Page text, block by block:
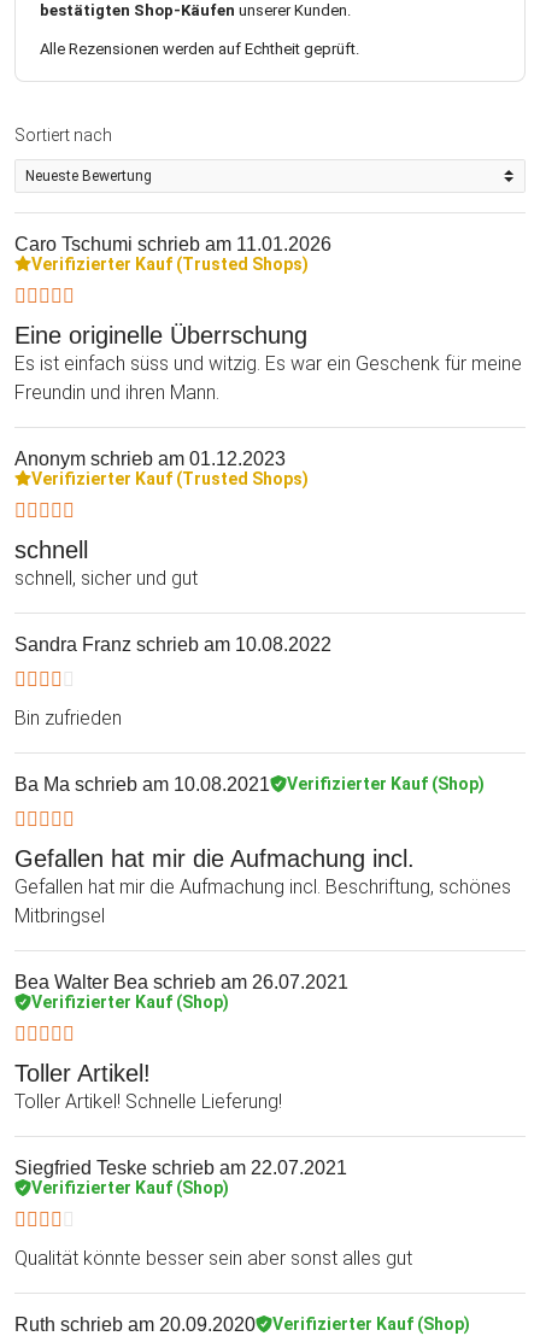
bestätigten Shop-Käufen unserer Kunden.
Alle Rezensionen werden auf Echtheit geprüft.
Sortiert nach
Caro Tschumi schrieb am 11.01.2026
Verifizierter Kauf (Trusted Shops)
Eine originelle Überrschung
Es ist einfach süss und witzig. Es war ein Geschenk für meine
Freundin und ihren Mann.
Anonym schrieb am 01.12.2023
Verifizierter Kauf (Trusted Shops)
schnell
schnell, sicher und gut
Sandra Franz schrieb am 10.08.2022
Bin zufrieden
Ba Ma schrieb am 10.08.2021 Verifizierter Kauf (Shop)
Gefallen hat mir die Aufmachung incl.
Gefallen hat mir die Aufmachung incl. Beschriftung, schönes
Mitbringsel
Bea Walter Bea schrieb am 26.07.2021
Verifizierter Kauf (Shop)
Toller Artikel!
Toller Artikel! Schnelle Lieferung!
Siegfried Teske schrieb am 22.07.2021
Verifizierter Kauf (Shop)
Qualität könnte besser sein aber sonst alles gut
Ruth schrieb am 20.09.2020 Verifizierter Kauf (Shop)